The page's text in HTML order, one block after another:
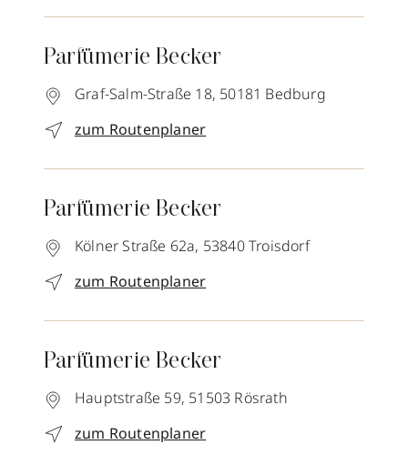
Parfümerie Becker
Graf-Salm-Straße 18, 50181 Bedburg
zum Routenplaner
Parfümerie Becker
Kölner Straße 62a, 53840Troisdorf
zum Routenplaner
Parfümerie Becker
Hauptstraße 59, 51503 Rösrath
zum Routenplaner